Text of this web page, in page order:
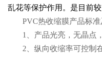
乱花等保护作用。是目前
PVC热收缩膜产品标准
1、产品光亮，无晶点
2、纵向收缩率可控制